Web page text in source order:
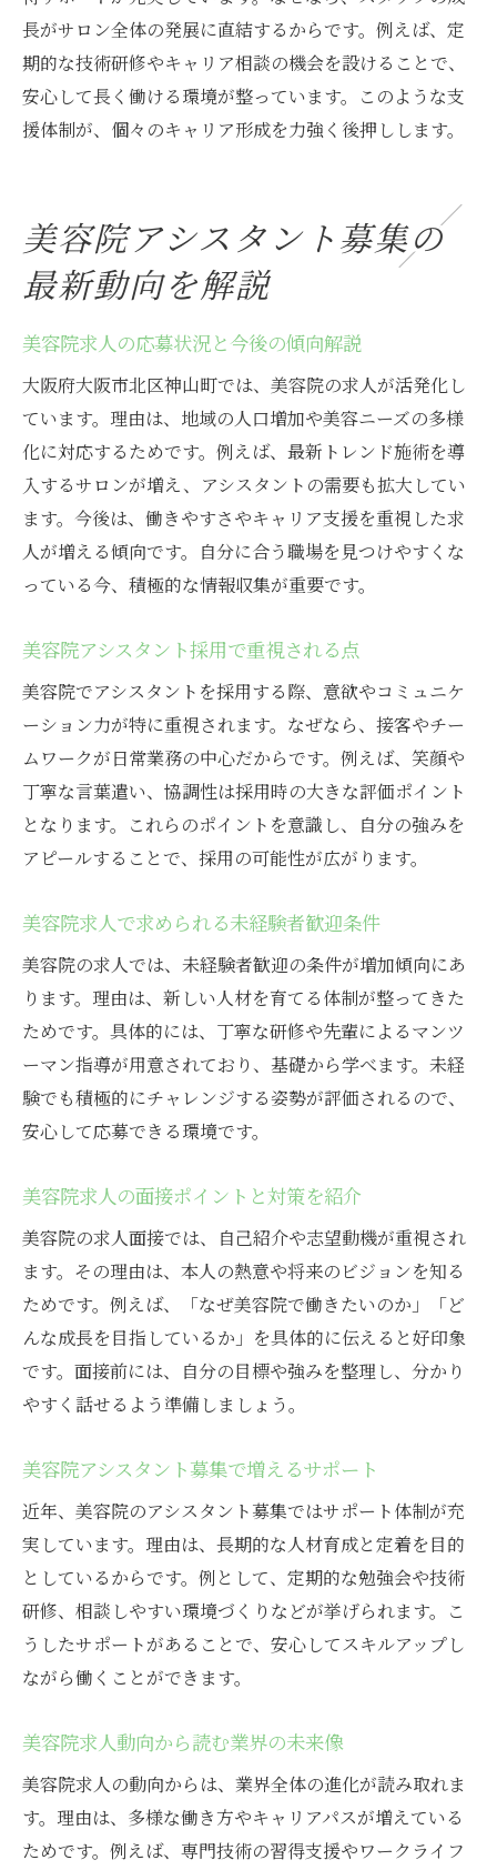
長がサロン全体の発展に直結するからです。例えば、定
期的な技術研修やキャリア相談の機会を設けることで、
安心して長く働ける環境が整っています。このような支
援体制が、個々のキャリア形成を力強く後押しします。
美容院アシスタント募集の
最新動向を解説
美容院求人の応募状況と今後の傾向解説
大阪府大阪市北区神山町では、美容院の求人が活発化し
ています。理由は、地域の人口増加や美容ニーズの多様
化に対応するためです。例えば、最新トレンド施術を導
入するサロンが増え、アシスタントの需要も拡大してい
ます。今後は、働きやすさやキャリア支援を重視した求
人が増える傾向です。自分に合う職場を見つけやすくな
っている今、積極的な情報収集が重要です。
美容院アシスタント採用で重視される点
美容院でアシスタントを採用する際、意欲やコミュニケ
ーション力が特に重視されます。なぜなら、接客やチー
ムワークが日常業務の中心だからです。例えば、笑顔や
丁寧な言葉遣い、協調性は採用時の大きな評価ポイント
となります。これらのポイントを意識し、自分の強みを
アピールすることで、採用の可能性が広がります。
美容院求人で求められる未経験者歓迎条件
美容院の求人では、未経験者歓迎の条件が増加傾向にあ
ります。理由は、新しい人材を育てる体制が整ってきた
ためです。具体的には、丁寧な研修や先輩によるマンツ
ーマン指導が用意されており、基礎から学べます。未経
験でも積極的にチャレンジする姿勢が評価されるので、
安心して応募できる環境です。
美容院求人の面接ポイントと対策を紹介
美容院の求人面接では、自己紹介や志望動機が重視され
ます。その理由は、本人の熱意や将来のビジョンを知る
ためです。例えば、「なぜ美容院で働きたいのか」「ど
んな成長を目指しているか」を具体的に伝えると好印象
です。面接前には、自分の目標や強みを整理し、分かり
やすく話せるよう準備しましょう。
美容院アシスタント募集で増えるサポート
近年、美容院のアシスタント募集ではサポート体制が充
実しています。理由は、長期的な人材育成と定着を目的
としているからです。例として、定期的な勉強会や技術
研修、相談しやすい環境づくりなどが挙げられます。こ
うしたサポートがあることで、安心してスキルアップし
ながら働くことができます。
美容院求人動向から読む業界の未来像
美容院求人の動向からは、業界全体の進化が読み取れま
す。理由は、多様な働き方やキャリアパスが増えている
ためです。例えば、専門技術の習得支援やワークライフ